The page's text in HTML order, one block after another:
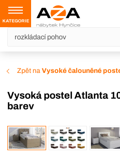
KATEGORIE
Zpět na Vysoké čalouněné
Vysoká postel Atlanta 100x220 cm - výběr
barev
VÝROBA